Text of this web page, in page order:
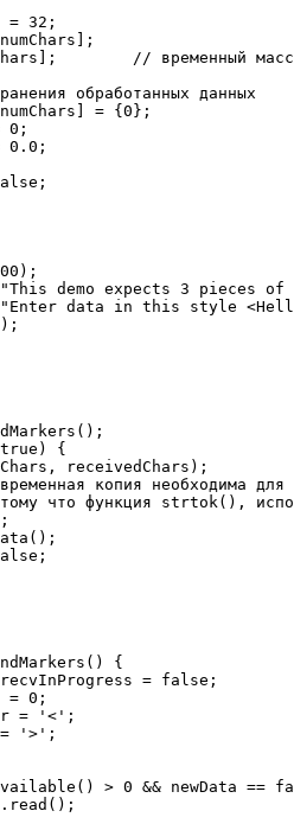
= 32 ;
numChars
;
;
// временный
обработанных данных
numChars = { 0 } ;
0 ;
0.0 ;
;
) ;
"This demo expects 3 pieces
"Enter data in this style
) ;
( ) ;
true )
{
receivedChars ) ;
копия необходима для
что функция strtok(),
;
( ) ;
;
( )
{
= false ;
= 0 ;
= '<' ;
= '>' ;
( ) > 0 && newData ==
read ( ) ;